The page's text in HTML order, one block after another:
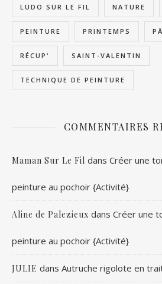
LUDO SUR LE FIL NATURE
PEINTURE PRINTEMPS
RÉCUP' SAINT-VALENTIN
TECHNIQUE DE PEINTURE
COMMENTAIRES
Maman Sur Le Fil dans Créer une
peinture au pochoir {Activité}
Aline de Palezieux dans Créer une
peinture au pochoir {Activité}
JULIE dans Autruche rigolote en